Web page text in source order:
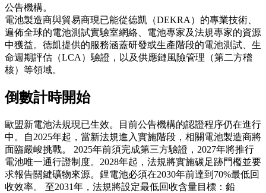
公告機構。
電池製造商與貿易商現已能從德凱（DEKRA）的專業技術、
遍佈全球的電池測試實驗室網絡、電池專家及法規專家的資源
中獲益。德凱提供的服務涵蓋研發或生產階段的電池測試、生
命週期評估（LCA）驗證，以及供應鏈風險管理（第二方稽
核）等領域。
倒數計時開始
歐盟新電池法規現已生效。目前公告機構的認證程序仍在進行
中。自2025年起，當新法規進入實施階段，相關電池製造商將
面臨嚴峻挑戰。 2025年前須完成第三方驗證，2027年將推行
電池唯一通行證制度。2028年起，法規將實施碳足跡門檻並要
求報告關鍵礦物來源。鋰電池必須在2030年前達到70%最低回
收效率。 至2031年，法規將設定最低回收含量目標：鉛